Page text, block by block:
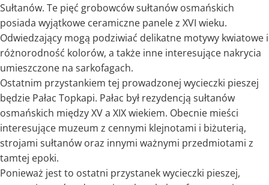
Sułtanów. Te pięć grobowców sułtanów osmańskich
posiada wyjątkowe ceramiczne panele z XVI wieku.
Odwiedzający mogą podziwiać delikatne motywy kwiatowe i
różnorodność kolorów, a także inne interesujące nakrycia
umieszczone na sarkofagach.
Ostatnim przystankiem tej prowadzonej wycieczki pieszej
będzie Pałac Topkapi. Pałac był rezydencją sułtanów
osmańskich między XV a XIX wiekiem. Obecnie mieści
interesujące muzeum z cennymi klejnotami i biżuterią,
strojami sułtanów oraz innymi ważnymi przedmiotami z
tamtej epoki.
Ponieważ jest to ostatni przystanek wycieczki pieszej,